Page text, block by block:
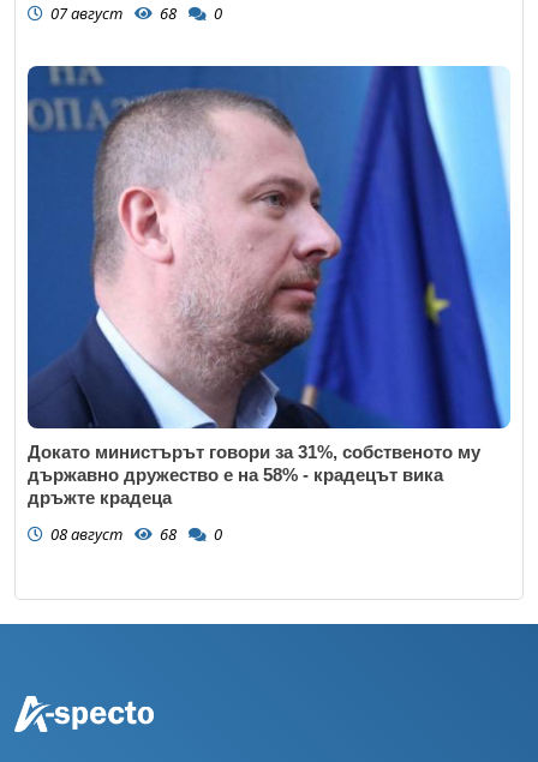
07 август 68 0
Докато министърът говори за 31%, собственото му
държавно дружество е на 58% - крадецът вика
дръжте крадеца
08 август 68 0